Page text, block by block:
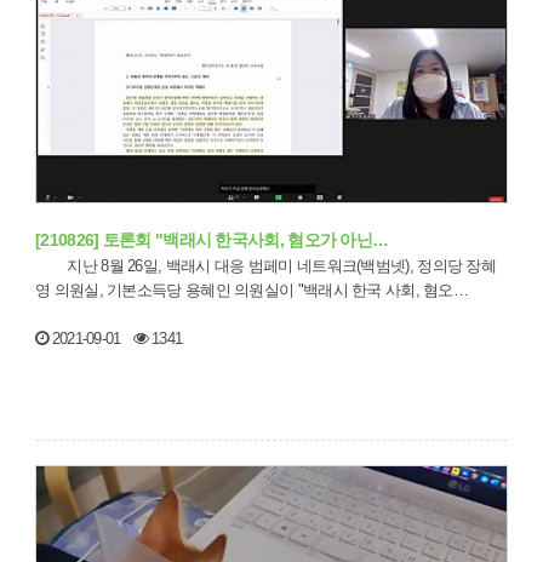
[210826] 토론회 "백래시 한국사회, 혐오가 아닌…
영 의원실, 기본소득당 용혜인 의원실이 "백래시 한국 사회, 혐오…
2021-09-01 1341